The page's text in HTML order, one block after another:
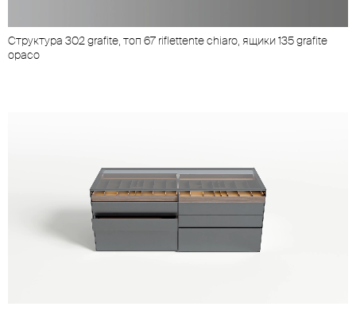
Cтруктура 302 grafite, топ 67 riflettente chiaro, ящики 135 grafite
opaco